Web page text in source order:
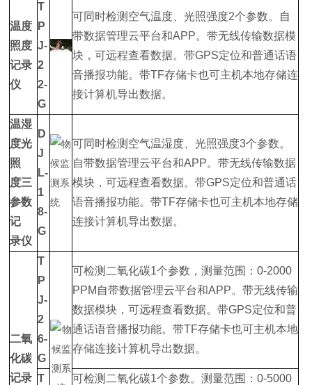
温度
照度
记录
仪
T
P
J-
2
2-
G
可同时检测空气温度、光照强度2个参数。自
带数据管理云平台和APP。带无线传输数据模
块，可远程查看数据。带GPS定位和普通话语
音播报功能。带TF存储卡也可主机本地存储连
接计算机导出数据。
温湿
度光
照
度三
参数
记
录仪
D
J
L-
1
8-
G
可同时检测空气温湿度、光照强度3个参数。
自带数据管理云平台和APP。带无线传输数据
模块，可远程查看数据。带GPS定位和普通话
语音播报功能。带TF存储卡也可主机本地存储
连接计算机导出数据。
二氧
化碳
记录
T
P
J-
2
6-
G
可检测二氧化碳1个参数，测量范围：0-2000
PPM自带数据管理云平台和APP。带无线传输
数据模块，可远程查看数据。带GPS定位和普
通话语音播报功能。带TF存储卡也可主机本地
存储连接计算机导出数据。
T
可检测二氧化碳1个参数。测量范围：0-5000